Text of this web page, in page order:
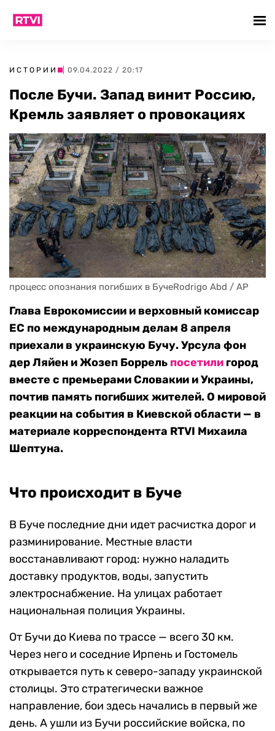
ИСТОРИИ | 09.04.2022 / 20:17
После Бучи. Запад винит Россию,
Кремль заявляет о провокациях
процесс опознания погибших в БучеRodrigo Abd / AP
Глава Еврокомиссии и верховный комиссар
ЕС по международным делам 8 апреля
приехали в украинскую Бучу. Урсула фон
дер Ляйен и Жозеп Боррель посетили город
вместе с премьерами Словакии и Украины,
почтив память погибших жителей. О мировой
реакции на события в Киевской области — в
материале корреспондента RTVI Михаила
Шептуна.
Что происходит в Буче
В Буче последние дни идет расчистка дорог и
разминирование. Местные власти
восстанавливают город: нужно наладить
доставку продуктов, воды, запустить
электроснабжение. На улицах работает
национальная полиция Украины.
От Бучи до Киева по трассе — всего 30 км.
Через него и соседние Ирпень и Гостомель
открывается путь к северо-западу украинской
столицы. Это стратегически важное
направление, бои здесь начались в первый же
день. А ушли из Бучи российские войска, по